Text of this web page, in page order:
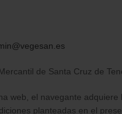
de Santa Cruz de
web, el navegante
planteadas en el